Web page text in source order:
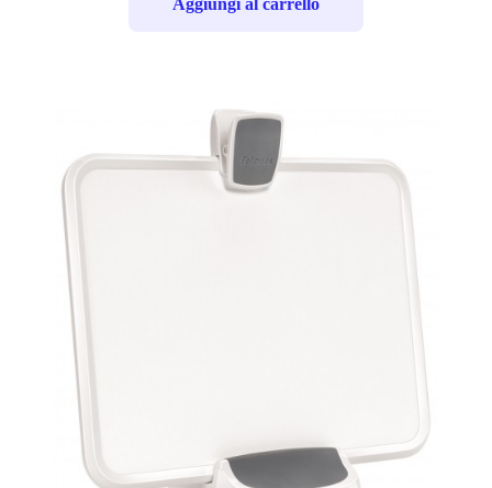
Aggiungi al carrello